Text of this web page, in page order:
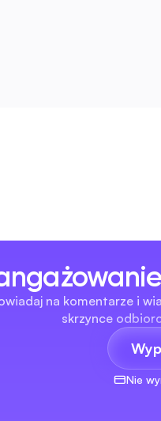
na komentarze i
skrzynce
Nie